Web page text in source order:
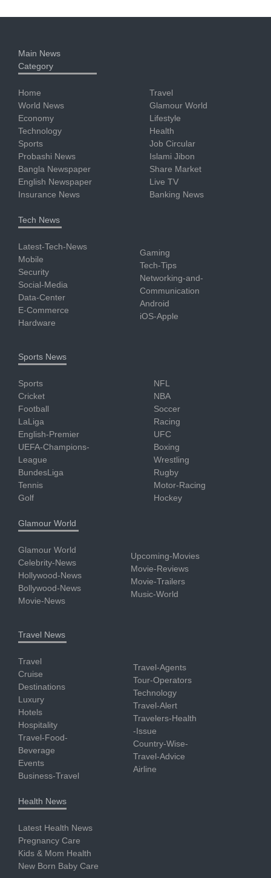
Main News
Category
Home
World News
Economy
Technology
Sports
Probashi News
Bangla Newspaper
English Newspaper
Insurance News
Travel
Glamour World
Lifestyle
Health
Job Circular
Islami Jibon
Share Market
Live TV
Banking News
Tech News
Latest-Tech-News
Mobile
Security
Social-Media
Data-Center
E-Commerce
Hardware
Gaming
Tech-Tips
Networking-and-
Communication
Android
iOS-Apple
Sports News
Sports
Cricket
Football
LaLiga
English-Premier
UEFA-Champions-
League
BundesLiga
Tennis
Golf
NFL
NBA
Soccer
Racing
UFC
Boxing
Wrestling
Rugby
Motor-Racing
Hockey
Glamour World
Glamour World
Celebrity-News
Hollywood-News
Bollywood-News
Movie-News
Upcoming-Movies
Movie-Reviews
Movie-Trailers
Music-World
Travel News
Travel
Cruise
Destinations
Luxury
Hotels
Hospitality
Travel-Food-
Beverage
Events
Business-Travel
Travel-Agents
Tour-Operators
Technology
Travel-Alert
Travelers-Health
-Issue
Country-Wise-
Travel-Advice
Airline
Health News
Latest Health News
Pregnancy Care
Kids & Mom Health
New Born Baby Care